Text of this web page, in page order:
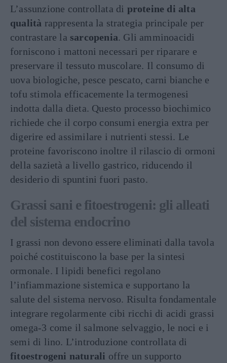
L’assunzione controllata di proteine di alta
qualità rappresenta la strategia principale per
contrastare la sarcopenia. Gli amminoacidi
forniscono i mattoni necessari per riparare e
preservare il tessuto muscolare. Il consumo di
uova biologiche, pesce pescato, carni bianche e
tofu stimola efficacemente la termogenesi
indotta dalla dieta. Questo processo biochimico
richiede che il corpo consumi energia extra per
digerire ed assimilare i nutrienti stessi. Le
proteine favoriscono inoltre il rilascio di ormoni
della sazietà a livello gastrico, riducendo il
desiderio di spuntini fuori pasto.
Grassi sani e fitoestrogeni: gli alleati
del sistema endocrino
I grassi non devono essere eliminati dalla tavola
poiché costituiscono la base per la sintesi
ormonale. I lipidi benefici regolano
l’infiammazione sistemica e supportano la
salute del sistema nervoso. Risulta fondamentale
integrare regolarmente cibi ricchi di acidi grassi
omega-3 come il salmone selvaggio, le noci e i
semi di lino. L’introduzione controllata di
fitoestrogeni naturali offre un supporto